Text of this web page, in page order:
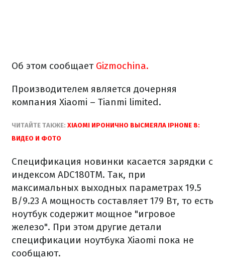
Об этом сообщает Gizmochina.
Производителем является дочерняя
компания Xiaomi – Tianmi limited.
ЧИТАЙТЕ ТАКЖЕ: XIAOMI ИРОНИЧНО ВЫСМЕЯЛА IPHONE 8:
ВИДЕО И ФОТО
Спецификация новинки касается зарядки с
индексом ADC180TM. Так, при
максимальных выходных параметрах 19.5
В/9.23 А мощность составляет 179 Вт, то есть
ноутбук содержит мощное "игровое
железо". При этом другие детали
спецификации ноутбука Xiaomi пока не
сообщают.